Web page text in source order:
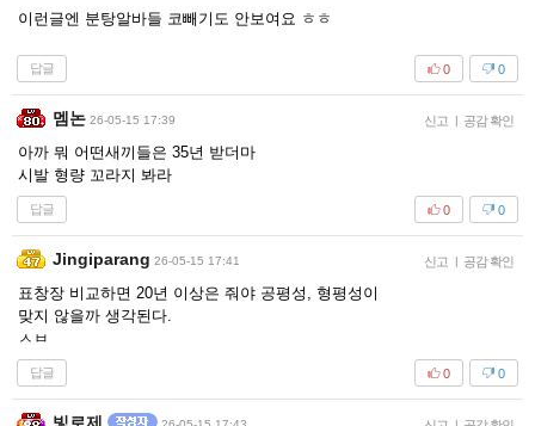
이런글엔 분탕알바들 코빼기도 안보여요 ㅎㅎ
답글 0
0
멤논 26-05-15 17:39 신고 | 공감 확인
아까 뭐 어떤새끼들은 35년 받더마
시발 형량 꼬라지 봐라
답글 0
0
Jingiparang 26-05-15 17:41 신고 | 공감 확인
표창장 비교하면 20년 이상은 줘야 공평성, 형평성이
맞지 않을까 생각된다.
ㅅㅂ
답글 0
0